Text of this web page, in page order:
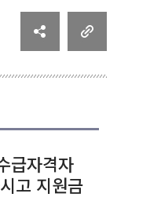
급자격자
고 지원금